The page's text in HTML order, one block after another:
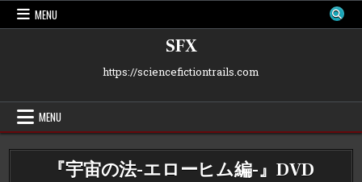
Skip
MENU
SFX
https://sciencefictiontrails.com
MENU
『宇宙の法-エローヒム編-』DVD